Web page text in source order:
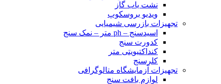
نشت یاب گاز
ویدیو بروسکوپ
تجهیزات بازرسی شیمیایی
اسیدسنج – ph متر – نمک سنج
کدورت سنج
کنداکتیویتی متر
کلرسنج
تجهیزات آزمایشگاه متالوگرافی
لوازم بافت سنج